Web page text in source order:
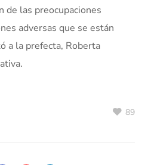
de las preocupaciones
adversas que se están
a la prefecta, Roberta
89